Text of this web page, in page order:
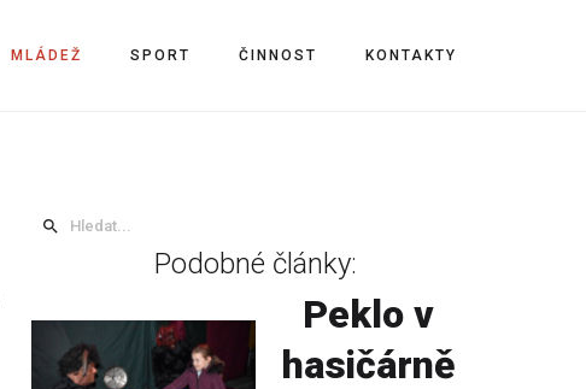
MLÁDEŽ SPORT ČINNOST KONTAKTY
Podobné články:
Peklo v
hasičárně